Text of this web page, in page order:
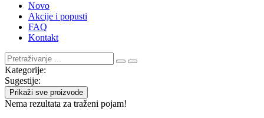
Novo
Akcije i popusti
FAQ
Kontakt
Kategorije:
Sugestije:
Prikaži sve proizvode
Nema rezultata za traženi pojam!